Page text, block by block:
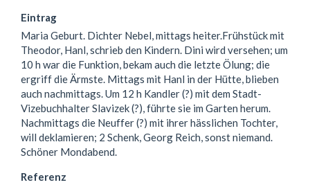
Eintrag
Maria Geburt. Dichter Nebel, mittags heiter.Frühstück mit
Theodor, Hanl, schrieb den Kindern. Dini wird versehen; um
10 h war die Funktion, bekam auch die letzte Ölung; die
ergriff die Ärmste. Mittags mit Hanl in der Hütte, blieben
auch nachmittags. Um 12 h Kandler (?) mit dem Stadt-
Vizebuchhalter Slavizek (?), führte sie im Garten herum.
Nachmittags die Neuffer (?) mit ihrer hässlichen Tochter,
will deklamieren; 2 Schenk, Georg Reich, sonst niemand.
Schöner Mondabend.
Referenz